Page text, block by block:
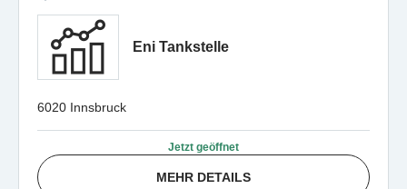
Eni Tankstelle
6020 Innsbruck
Jetzt geöffnet
MEHR DETAILS